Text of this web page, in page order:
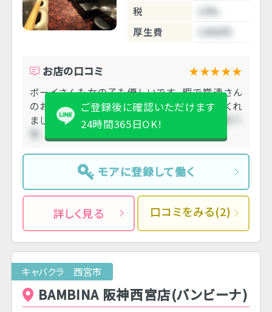
税
10%
厚生費
1000円
お店の口コミ ★★★★★
ボーイさんも女の子も優しいです。 暇で常連さん
のお客さん１名だけでした。 マックを注文してくれ
ました！ボーイさんも女の子も優しいです。 暇で
常....
ご登録後に確認いただけます
24時間365日OK!
モアに登録して働く
詳しく見る 口コミをみる(2)
キャバクラ 西宮市
BAMBINA 阪神西宮店(バンビーナ)